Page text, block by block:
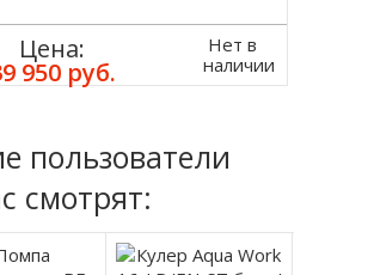
Цена:
950 руб.
Нет в
наличии
пользователи
смотрят: